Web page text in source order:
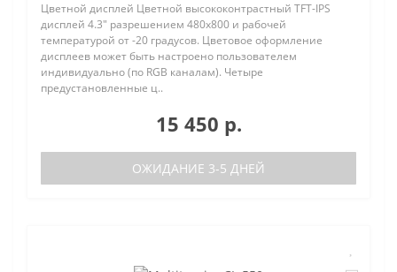
Цветной дисплей Цветной высококонтрастный TFT-IPS
дисплей 4.3" разрешением 480х800 и рабочей
температурой от -20 градусов. Цветовое оформление
дисплеев может быть настроено пользователем
индивидуально (по RGB каналам). Четыре
предустановленные ц..
15 450 р.
ОЖИДАНИЕ 3-5 ДНЕЙ